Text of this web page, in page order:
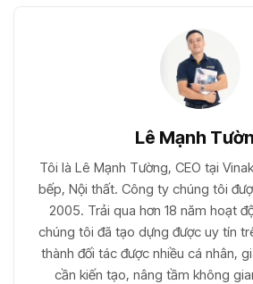
Lê Mạnh
Tôi là Lê Mạnh Tường, CEO tại
bếp, Nội thất. Công ty chúng tôi
2005. Trải qua hơn 18 năm hoạt
chúng tôi đã tạo dựng được uy tín
thành đối tác được nhiều cá nhân,
cần kiến tạo, nâng tầm không